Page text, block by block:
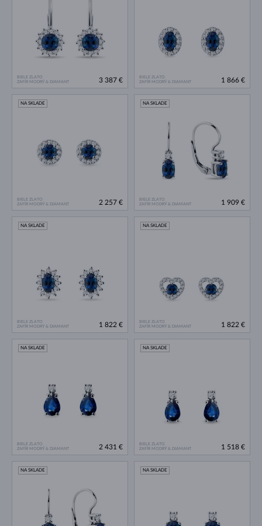
BIELE ZLATO
ZAFÍR MODRÝ & DIAMANT
3 387 €
BIELE ZLATO
ZAFÍR MODRÝ & DIAMANT
1 866 €
BIELE ZLATO
ZAFÍR MODRÝ & DIAMANT
NA SKLADE
2 257 €
BIELE ZLATO
ZAFÍR MODRÝ & DIAMANT
NA SKLADE
1 909 €
BIELE ZLATO
ZAFÍR MODRÝ & DIAMANT
NA SKLADE
1 822 €
BIELE ZLATO
ZAFÍR MODRÝ & DIAMANT
NA SKLADE
1 822 €
BIELE ZLATO
ZAFÍR MODRÝ & DIAMANT
NA SKLADE
2 431 €
BIELE ZLATO
ZAFÍR MODRÝ & DIAMANT
NA SKLADE
1 518 €
NA SKLADE NA SKLADE